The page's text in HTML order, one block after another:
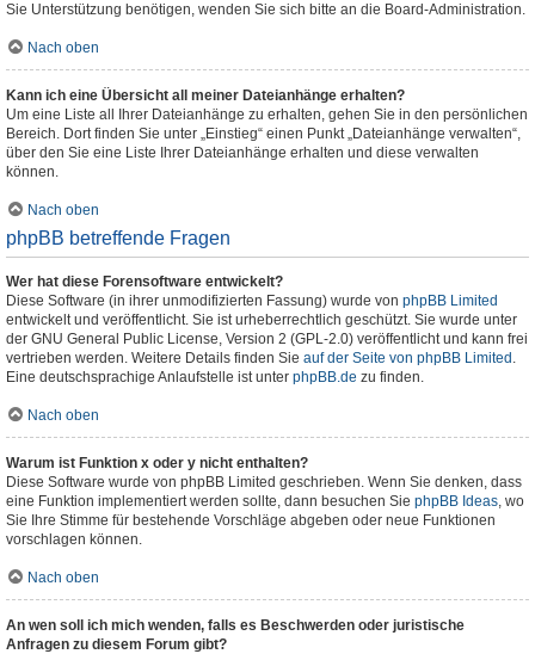
Sie Unterstützung benötigen, wenden Sie sich bitte an die Board-Administration.
Nach oben
Kann ich eine Übersicht all meiner Dateianhänge erhalten?
Um eine Liste all Ihrer Dateianhänge zu erhalten, gehen Sie in den persönlichen
Bereich. Dort finden Sie unter „Einstieg“ einen Punkt „Dateianhänge verwalten“,
über den Sie eine Liste Ihrer Dateianhänge erhalten und diese verwalten
können.
Nach oben
phpBB betreffende Fragen
Wer hat diese Forensoftware entwickelt?
Diese Software (in ihrer unmodifizierten Fassung) wurde von phpBB Limited
entwickelt und veröffentlicht. Sie ist urheberrechtlich geschützt. Sie wurde unter
der GNU General Public License, Version 2 (GPL-2.0) veröffentlicht und kann frei
vertrieben werden. Weitere Details finden Sie auf der Seite von phpBB Limited .
Eine deutschsprachige Anlaufstelle ist unter phpBB.de zu finden.
Nach oben
Warum ist Funktion x oder y nicht enthalten?
Diese Software wurde von phpBB Limited geschrieben. Wenn Sie denken, dass
eine Funktion implementiert werden sollte, dann besuchen Sie phpBB Ideas, wo
Sie Ihre Stimme für bestehende Vorschläge abgeben oder neue Funktionen
vorschlagen können.
Nach oben
An wen soll ich mich wenden, falls es Beschwerden oder juristische
Anfragen zu diesem Forum gibt?